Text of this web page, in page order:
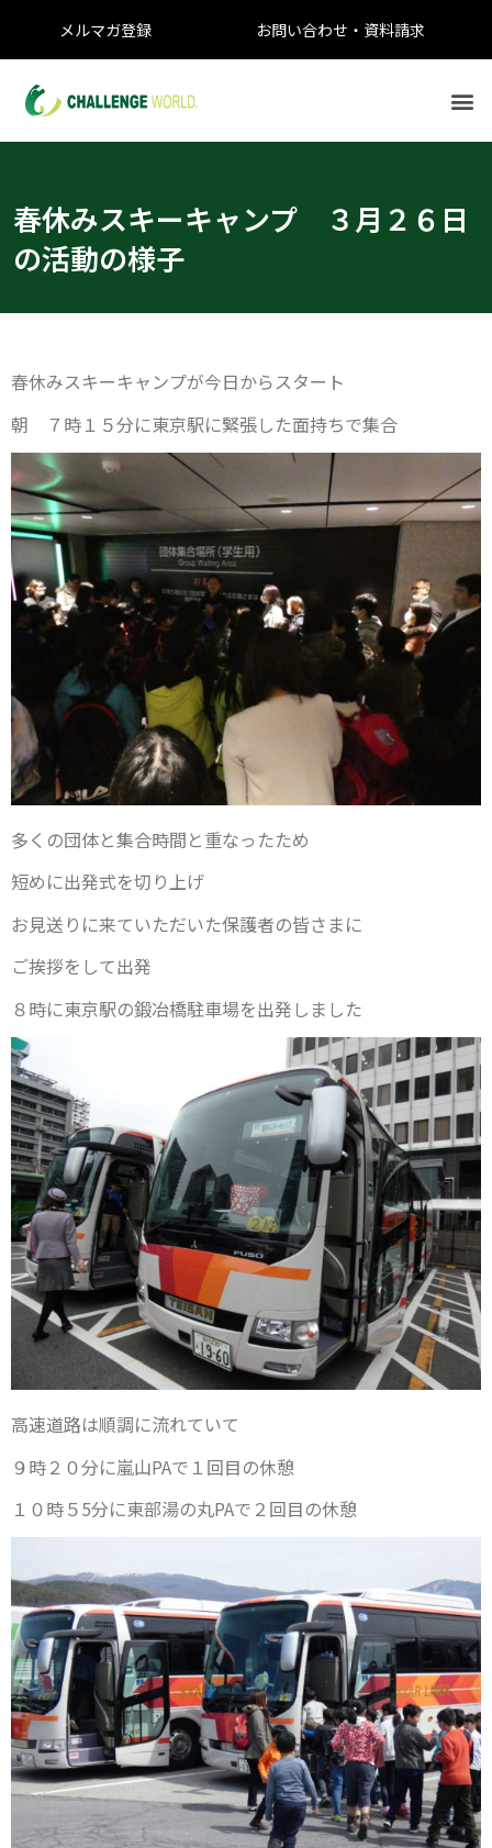
メルマガ登録 お問い合わせ・資料請求
春休みスキーキャンプ ３月２６日
の活動の様子
春休みスキーキャンプが今日からスタート
朝 ７時１５分に東京駅に緊張した面持ちで集合
多くの団体と集合時間と重なったため
短めに出発式を切り上げ
お見送りに来ていただいた保護者の皆さまに
ご挨拶をして出発
８時に東京駅の鍛冶橋駐車場を出発しました
高速道路は順調に流れていて
９時２０分に嵐山PAで１回目の休憩
１０時５5分に東部湯の丸PAで２回目の休憩